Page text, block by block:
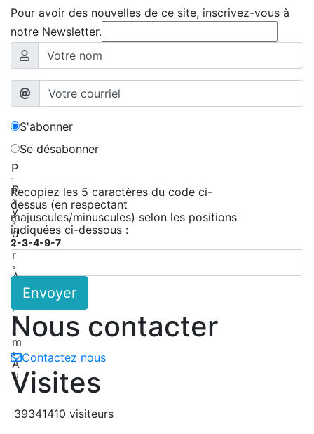
Pour avoir des nouvelles de ce site, inscrivez-vous à
notre Newsletter.
S'abonner
Se désabonner
P
1
P
2
y
3
d
4
r
5
A
7
4
8
m
9
A
10
Recopiez les 5 caractères du code ci-
dessus (en respectant
majuscules/minuscules) selon les positions
indiquées ci-dessous :
2-3-4-9-7
Envoyer
Nous contacter
Contactez nous
Visites
39341410 visiteurs